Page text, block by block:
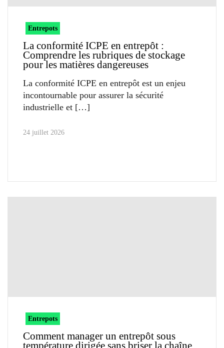
Entrepots
La conformité ICPE en entrepôt :
Comprendre les rubriques de stockage
pour les matières dangereuses
La conformité ICPE en entrepôt est un enjeu
incontournable pour assurer la sécurité
industrielle et
24 juillet 2026
Entrepots
Comment manager un entrepôt sous